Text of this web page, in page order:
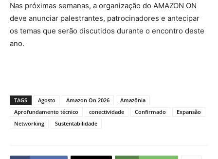
Nas próximas semanas, a organização do AMAZON ON
deve anunciar palestrantes, patrocinadores e antecipar
os temas que serão discutidos durante o encontro deste
ano.
TAGS Agosto Amazon On 2026
Amazônia
Aprofundamento técnico
conectividade Confirmado
Expansão
Networking
Sustentabilidade